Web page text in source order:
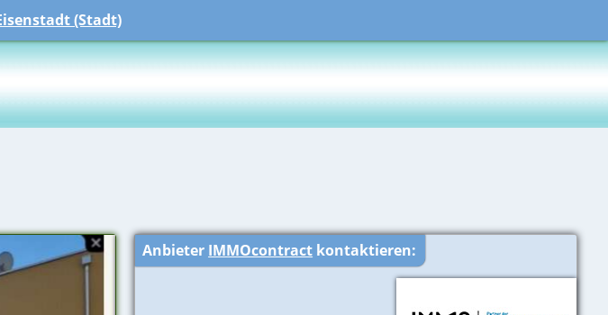
(Stadt)
Anbieter IMMOcontract kontaktieren: